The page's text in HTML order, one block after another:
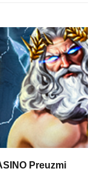
Preuzmi